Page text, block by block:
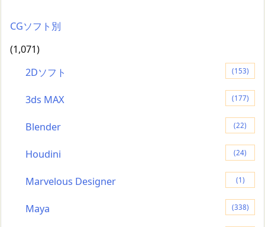
CGソフト別
(1,071)
2Dソフト
(153)
3ds MAX (177)
Blender (22)
Houdini (24)
Marvelous Designer (1)
Maya (338)